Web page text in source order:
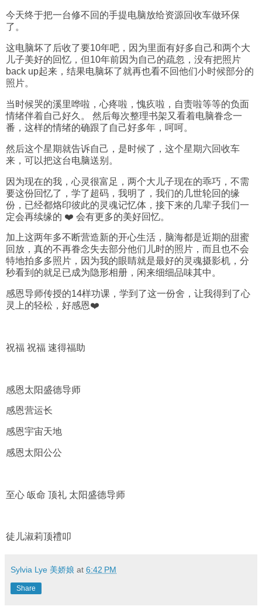
今天终于把一台修不回的手提电脑放给资源回收车做环保
了。
这电脑坏了后收了要10年吧，因为里面有好多自己和两个大
儿子美好的回忆，但10年前因为自己的疏忽，没有把照片
back up起来，结果电脑坏了就再也看不回他们小时候部分的
照片。
当时候哭的溪里哗啦，心疼啦，愧疚啦，自责啦等等的负面
情绪伴着自己好久。 然后每次整理书架又看着电脑眷念一
番，这样的情绪的确跟了自己好多年，呵呵。
然后这个星期就告诉自己，是时候了，这个星期六回收车
来，可以把这台电脑送别。
因为现在的我，心灵很富足，两个大儿子现在的乖巧，不需
要这份回忆了，学了超码，我明了，我们的几世轮回的缘
份，已经都烙印彼此的灵魂记忆体，接下来的几辈子我们一
定会再续缘的 ❤️ 会有更多的美好回忆。
加上这两年多不断营造新的开心生活，脑海都是近期的甜蜜
回放，真的不再眷念失去部分他们儿时的照片，而且也不会
特地拍多多照片，因为我的眼睛就是最好的灵魂摄影机，分
秒看到的就足已成为隐形相册，闲来细细品味其中。
感恩导师传授的14样功课，学到了这一份舍，让我得到了心
灵上的轻松，好感恩❤️
祝福 祝福 速得福助
感恩太阳盛德导师
感恩营运长
感恩宇宙天地
感恩太阳公公
至心 皈命 顶礼 太阳盛德导师
徒儿淑莉顶禮叩
Sylvia Lye 美娇娘 at 6:42 PM
Share